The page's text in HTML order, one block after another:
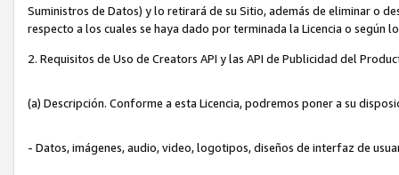
Suministros de Datos) y lo retirará de su Sitio, además de eliminar o
respecto a los cuales se haya dado por terminada la Licencia o según
2. Requisitos de Uso de Creators API y las API de Publicidad del
(a) Descripción. Conforme a esta Licencia, podremos poner a su
- Datos, imágenes, audio, video, logotipos, diseños de interfaz de